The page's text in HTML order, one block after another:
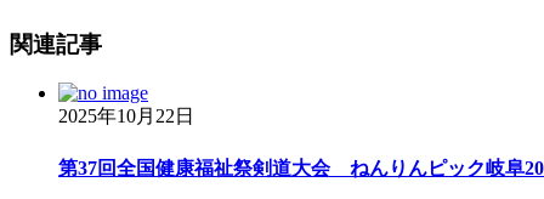
関連記事
2025年10月22日
第37回全国健康福祉祭剣道大会 ねんりんピック岐阜